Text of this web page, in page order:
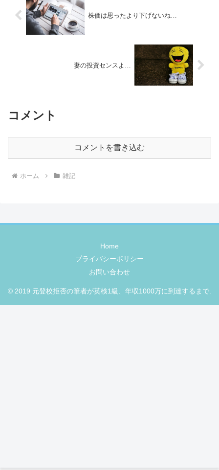
株価は思ったより下げないね…
妻の投資センスよ…
コメント
コメントを書き込む
ホーム 雑記
Home
プライバシーポリシー
お問い合わせ
© 2019 元登校拒否の筆者が英検1級、年収1000万に到達するまで.